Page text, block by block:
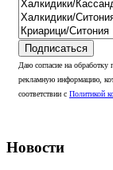
Подписаться
Даю согласие на
рекламную информацию,
соответствии с Политикой
Новости